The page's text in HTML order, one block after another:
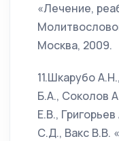
«Лечение,
Москва, 2009.
11.Шкарубо
Б.А., Соколов
Е.В.,
С.Д., Вакс В.В.